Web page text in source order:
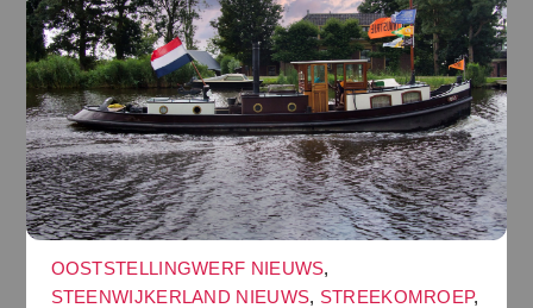
OOSTSTELLINGWERF NIEUWS,
STEENWIJKERLAND NIEUWS, STREEKOMROEP,